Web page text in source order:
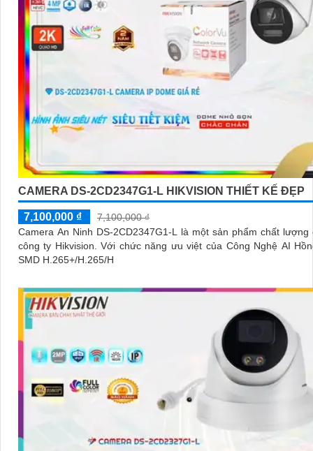
CAMERA DS-2CD2347G1-L HIKVISION THIẾT KẾ ĐẸP
7,100,000 ₫
7,100,000 ₫
Camera An Ninh DS-2CD2347G1-L là một sản phẩm chất lượng
công ty Hikvision. Với chức năng ưu việt của Công Nghệ AI Hồng Ngoại
SMD H.265+/H.265/H